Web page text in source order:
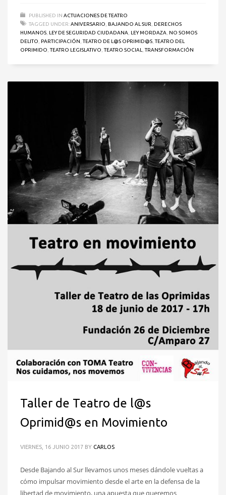
PUBLISHED IN ACTUACIONES DE TEATRO
TAGGED UNDER:ANIVERSARIO BAJANDO AL SUR
DERECHOS
HUMANOS LEY DE SEGURIDAD CIUDADANA LEY MORDAZA
NO SOMOS
DELITO
PARTICIPACIÓN ,TEATRO DE L@S OPRIMID@S ,TEATRO DEL
OPRIMIDO ,TEATRO LEGISLATIVO ,TEATRO SOCIAL ,TRANSFORMACIÓN
Taller de Teatro de l@s
Oprimid@s en Movimiento
VIERNES, 16 JUNIO 2017 BY CARLOS
Desde Bajando al Sur llevamos unos meses dándole vueltas a
cómo impulsar movimiento desde el arte en la defensa de la